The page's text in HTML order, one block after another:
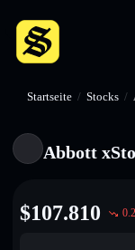
Startseite / Stocks /
Abbott
$107.810